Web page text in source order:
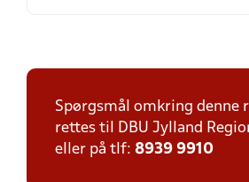
Spørgsmål omkring denne
rettes til DBU Jylland
eller på tlf: 8939 9910